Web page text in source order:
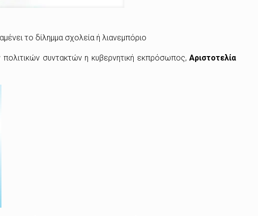
το δίλημμα σχολεία ή λιανεμπόριο
συντακτών η κυβερνητική εκπρόσωπος,Αριστοτελία